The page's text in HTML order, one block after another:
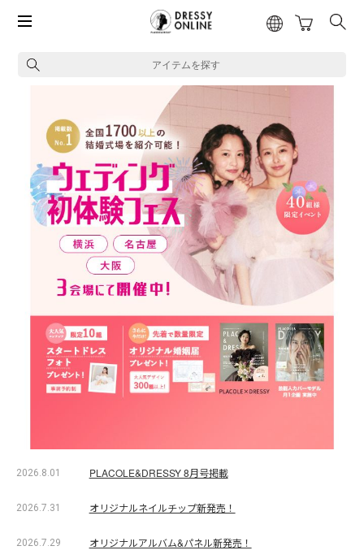
アイテムを探す
2026.8.01 PLACOLE&DRESSY 8月号掲載
2026.7.31 オリジナルネイルチップ新発売！
2026.7.29 オリジナルアルバム&パネル新発売！